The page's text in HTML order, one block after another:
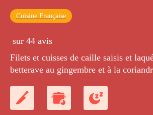
Cuisine Française
sur 44 avis
Filets et cuisses de caille saisis et
betterave au gingembre et à la